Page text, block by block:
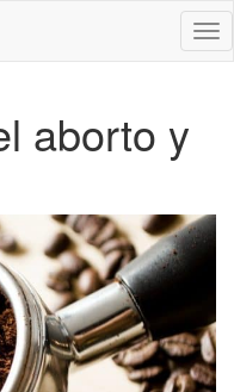
aborto y